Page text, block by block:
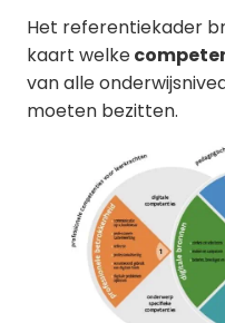
Het referentiekader
kaart welke
van alle
moeten bezitten.